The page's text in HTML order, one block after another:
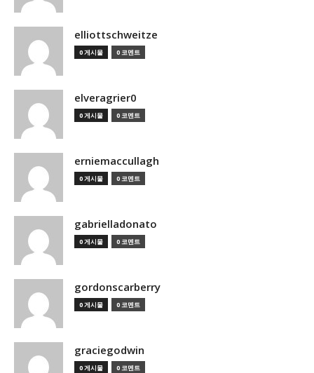
elliottschweitze
0 게시물 0 코멘트
elveragrier0
0 게시물 0 코멘트
erniemaccullagh
0 게시물 0 코멘트
gabrielladonato
0 게시물 0 코멘트
gordonscarberry
0 게시물 0 코멘트
graciegodwin
0 게시물 0 코멘트